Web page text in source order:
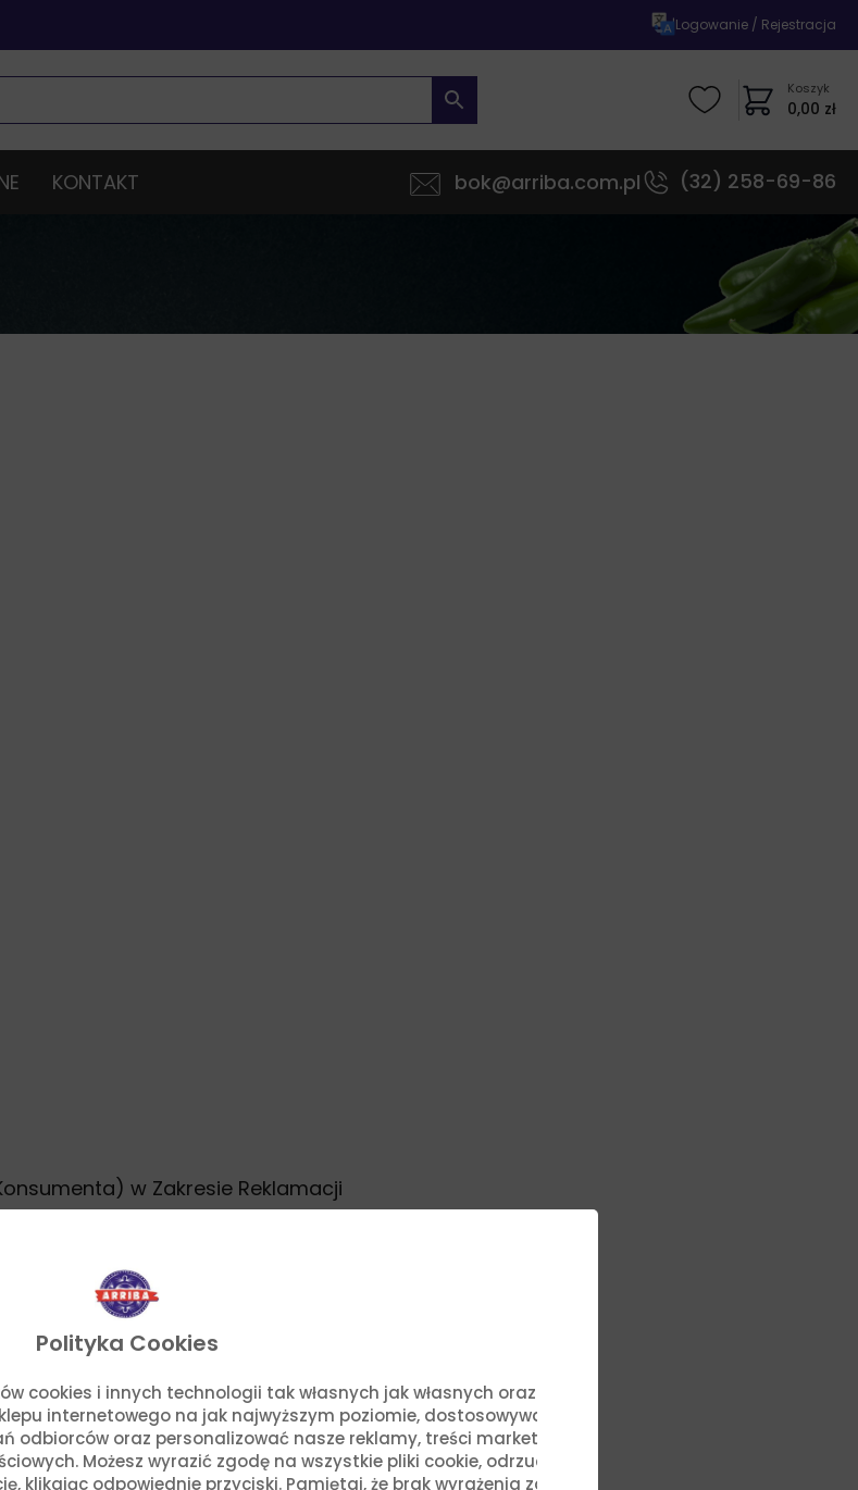
Polityka Cookies
cookies i innych technologii tak własnych jak własnych oraz stron
internetowego na jak najwyższym poziomie, dostosowywać treści
odbiorców oraz personalizować nasze reklamy, treści marketingowe i
Możesz wyrazić zgodę na wszystkie pliki cookie, odrzucić je lub
klikając odpowiednie przyciski. Pamiętaj, że brak wyrażenia zgody na
|Logowanie / Rejestracja
Koszyk
0,00 zł
KONTAKT bok@arriba.com.pl (32) 258-69-86
w Zakresie Reklamacji